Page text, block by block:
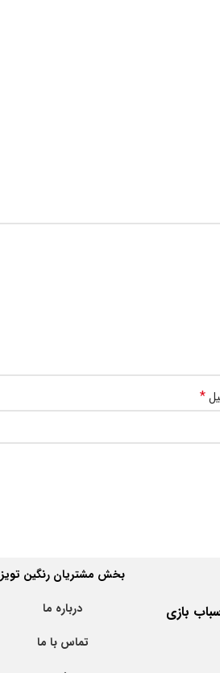
*
فروشگاه اسباب بازی
بخش مشتریان رنگین تویز
درباره ما
تماس با ما